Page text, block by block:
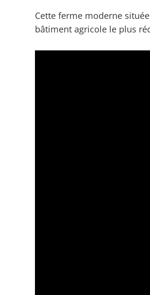
Cette ferme moderne
bâtiment agricole le plus